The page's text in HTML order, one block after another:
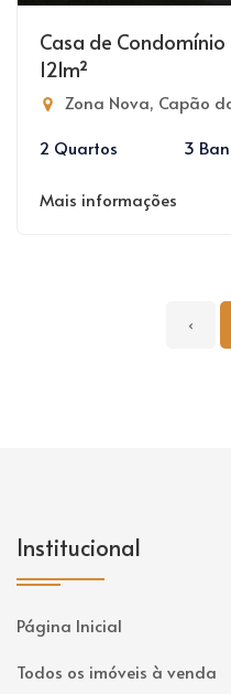
Casa de
121m²
Zona Nova, Capão
2 Quartos
3
Mais informações
‹
Institucional
Página Inicial
Todos os imóveis à venda